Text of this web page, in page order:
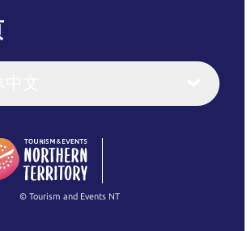
繁體中文
© Tourism and Events NT